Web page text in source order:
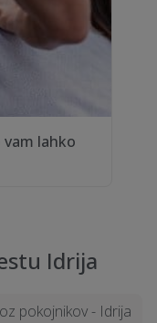
lahko
Idrija
pokojnikov - Idrija